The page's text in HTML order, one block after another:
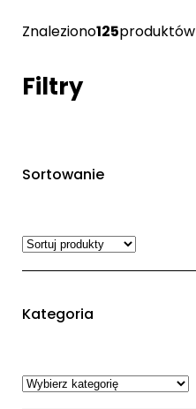
Znaleziono125produktów
Filtry
Sortowanie
Kategoria